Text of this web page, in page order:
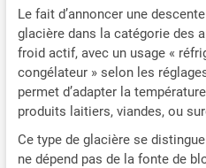
Le fait d’annoncer une
glacière dans la catégorie des
froid actif, avec un usage «
congélateur » selon les
permet d’adapter la
produits laitiers, viandes, ou
Ce type de glacière se
ne dépend pas de la fonte de